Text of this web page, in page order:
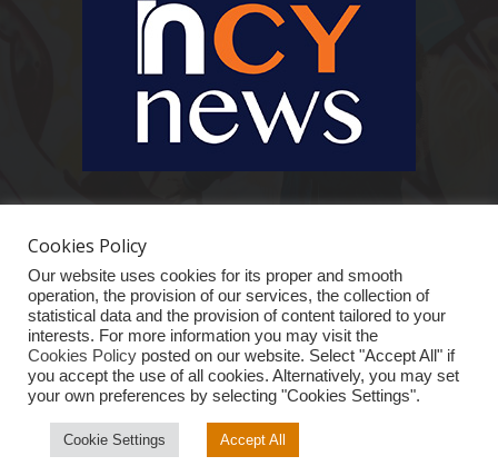
ΑΡΧΙΚΗ ΕΙΔΗΣΕΙΣ ΚΥΠΡΟΣ ΚΟΣΜΟΣ
ΟΙΚΟΝΟΜΙΑ
© InCyNews.com 2025
Cookies Policy
Our website uses cookies for its proper and smooth
operation, the provision of our services, the collection of
statistical data and the provision of content tailored to your
interests. For more information you may visit the
Cookies Policy posted on our website. Select "Accept All" if
you accept the use of all cookies. Alternatively, you may set
your own preferences by selecting "Cookies Settings".
Cookie Settings Accept All